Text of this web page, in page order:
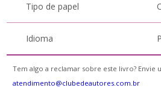
Tipo de papel
Idioma
Tem algo a reclamar sobre este livro? Envie
atendimento@clubedeautores.com.br